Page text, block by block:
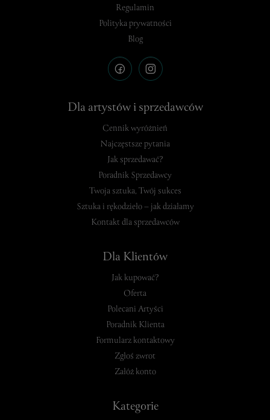
Regulamin
Polityka prywatności
Blog
Dla artystów i sprzedawców
Cennik wyróżnień
Najczęstsze pytania
Jak sprzedawać?
Poradnik Sprzedawcy
Twoja sztuka, Twój sukces
Sztuka i rękodzieło – jak działamy
Kontakt dla sprzedawców
Dla Klientów
Jak kupować?
Oferta
Polecani Artyści
Poradnik Klienta
Formularz kontaktowy
Zgłoś zwrot
Załóż konto
Kategorie